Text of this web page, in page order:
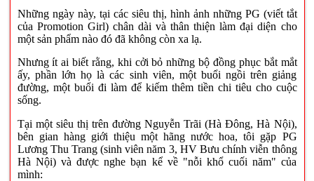
Những ngày này, tại các siêu thị, hình ảnh những PG (viết tắt
của Promotion Girl) chân dài và thân thiện làm đại diện cho
một sản phẩm nào đó đã không còn xa lạ.
Nhưng ít ai biết rằng, khi cởi bỏ những bộ đồng phục bắt mắt
ấy, phần lớn họ là các sinh viên, một buổi ngồi trên giảng
đường, một buổi đi làm để kiếm thêm tiền chi tiêu cho cuộc
sống.
Tại một siêu thị trên đường Nguyễn Trãi (Hà Đông, Hà Nội),
bên gian hàng giới thiệu một hãng nước hoa, tôi gặp PG
Lương Thu Trang (sinh viên năm 3, HV Bưu chính viễn thông
Hà Nội) và được nghe bạn kể về "nỗi khổ cuối năm" của
mình: